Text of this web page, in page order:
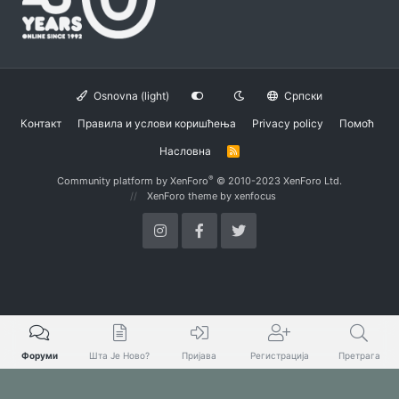
Osnovna (light) Српски
Контакт Правила и услови коришћења Privacy policy Помоћ
Насловна
R
Community platform by XenForo® © 2010-2023 XenForo Ltd.
XenForo theme by xenfocus
Форуми Шта Је Ново? Пријава Регистрација Претрага